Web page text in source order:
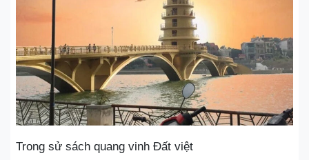
Trong sử sách quang vinh Đất việt